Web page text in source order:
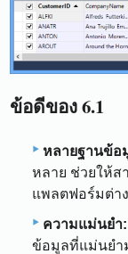
ข้อดีของ 6.1
หลายฐานข้อ
หลาย ช่วยให้ส
แพลตฟอร์มต่า
ความแม่นยำ:
ข้อมูลที่แม่นยำ